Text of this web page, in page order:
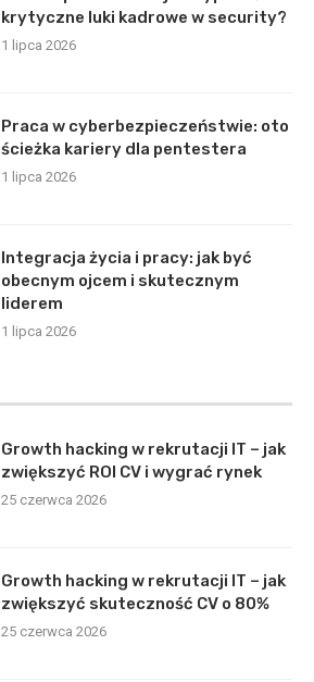
krytyczne luki kadrowe w security?
1 lipca 2026
Praca w cyberbezpieczeństwie: oto
ścieżka kariery dla pentestera
1 lipca 2026
Integracja życia i pracy: jak być
obecnym ojcem i skutecznym
liderem
1 lipca 2026
Growth hacking w rekrutacji IT – jak
zwiększyć ROI CV i wygrać rynek
25 czerwca 2026
Growth hacking w rekrutacji IT – jak
zwiększyć skuteczność CV o 80%
25 czerwca 2026